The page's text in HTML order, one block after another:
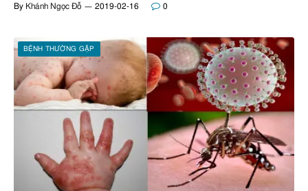
By Khánh Ngọc Đỗ 2019-02-16 0
BỆNH THƯỜNG GẶP